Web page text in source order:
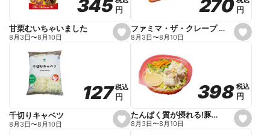
s
e
o
r
i
e
345
345円
円
甘栗むいちゃいました
8月3日〜8月10日
s
e
o
r
i
e
270
270 円
円
ファミマ・ザ・クレープ 生チョコ
8月3日〜8月10日
s
e
127
127税込
税込
円
円
千切りキャベツ
8月3日〜8月10日
s
e
398
398 税込
税込
円
円
たんぱく質が摂れる!豚しゃぶのパスタサラダ
8月3日〜8月10日